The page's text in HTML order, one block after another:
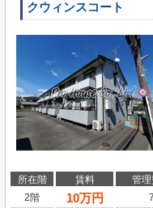
クウィンスコート
所在階 賃料
管
2階
10万円